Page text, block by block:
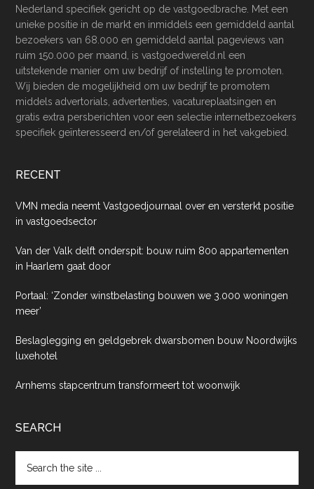
Nederland specifiek gericht op de vastgoedbrache. Met een
unieke positie in de markt en inmiddels een gemiddeld aantal
bezoekers van 68.000 en gemiddeld aantal pageviews van
ruim 150.000 per maand, is vastgoedwereld.nl een
uitstekende manier om uw bedrijf of instelling te promoten.
Wij bieden de mogelijkheid om uw bedrijf te promotem
middels advertorials, advertenties, vacatureplaatsingen en
gratis extra persberichten voor een selectie internetbezoekers
specifiek geïnteresseerd en/of gerelateerd in het vakgebied.
RECENT
VMN media neemt Vastgoedjournaal over en versterkt positie
in vastgoedsector
Van der Valk delft onderspit: bouw ruim 800 appartementen
in Haarlem gaat door
Portaal: ‘Zonder winstbelasting bouwen we 3.000 woningen
meer’
Beslaglegging en geldgebrek dwarsbomen bouw Noordwijks
luxehotel
Arnhems stapcentrum transformeert tot woonwijk
SEARCH
the